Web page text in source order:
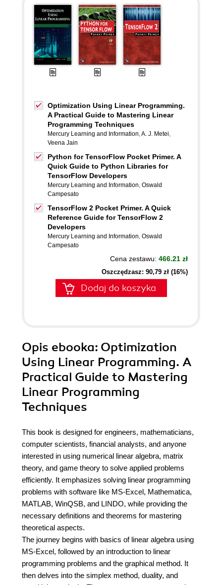
Optimization Using Linear Programming.
A Practical Guide to Mastering Linear
Programming Techniques
Mercury Learning and Information,A. J. Metei,
Veena Jain
Python for TensorFlow Pocket Primer. A
Quick Guide to Python Libraries for
TensorFlow Developers
Mercury Learning and Information, Oswald
Campesato
TensorFlow 2 Pocket Primer. A Quick
Reference Guide for TensorFlow 2
Developers
Mercury Learning and Information, Oswald
Campesato
Cena zestawu: 466.21 zł
Oszczędzasz: 90,79 zł (16%)
Dodaj do koszyka
Opis ebooka: Optimization
Using Linear Programming. A
Practical Guide to Mastering
Linear Programming
Techniques
This book is designed for engineers, mathematicians,
computer scientists, financial analysts, and anyone
interested in using numerical linear algebra, matrix
theory, and game theory to solve applied problems
efficiently. It emphasizes solving linear programming
problems with software like MS-Excel, Mathematica,
MATLAB, WinQSB, and LINDO, while providing the
necessary definitions and theorems for mastering
theoretical aspects.
The journey begins with basics of linear algebra using
MS-Excel, followed by an introduction to linear
programming problems and the graphical method. It
then delves into the simplex method, duality, and